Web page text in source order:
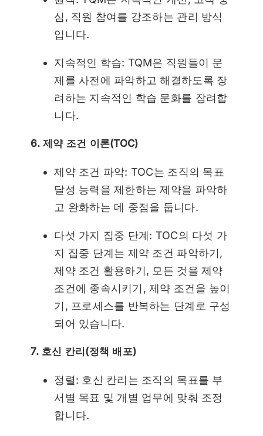
심, 직원 참여를 강조하는 관리 방식
입니다.
지속적인 학습: TQM은 직원들이 문
제를 사전에 파악하고 해결하도록 장
려하는 지속적인 학습 문화를 장려합
니다.
6. 제약 조건 이론(TOC)
제약 조건 파악: TOC는 조직의 목표
달성 능력을 제한하는 제약을 파악하
고 완화하는 데 중점을 둡니다.
다섯 가지 집중 단계: TOC의 다섯 가
지 집중 단계는 제약 조건 파악하기,
제약 조건 활용하기, 모든 것을 제약
조건에 종속시키기, 제약 조건을 높이
기, 프로세스를 반복하는 단계로 구성
되어 있습니다.
7. 호신 칸리(정책 배포)
정렬: 호신 칸리는 조직의 목표를 부
서별 목표 및 개별 업무에 맞춰 조정
합니다.